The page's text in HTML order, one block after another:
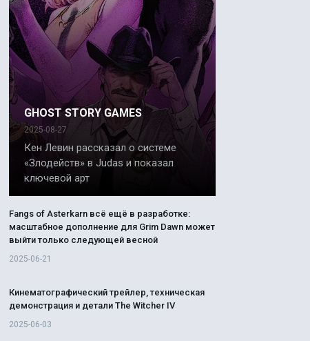
GHOST STORY GAMES
2025-08-27
Кен Левин рассказал о системе
«Злодейств» в Judas и показал
ключевой арт
Fangs of Asterkarn всё ещё в разработке:
масштабное дополнение для Grim Dawn может
выйти только следующей весной
2025-06-21
Кинематографический трейлер, техническая
демонстрация и детали The Witcher IV
2025-06-03